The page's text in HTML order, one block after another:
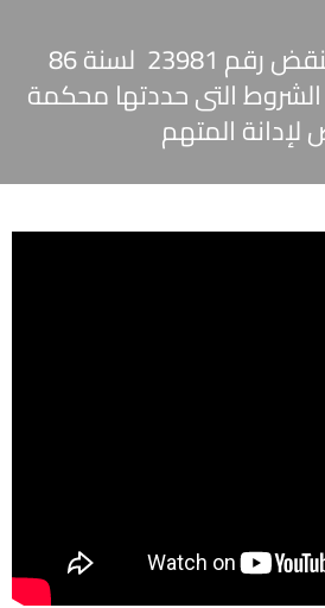
حكم محكمة النقض رقم 23981 لسنة 86
التى حددتها محكمة
لإدانة المتهم